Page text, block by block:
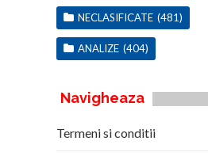
NECLASIFICATE (481)
ANALIZE (404)
Navigheaza
Termeni si conditii